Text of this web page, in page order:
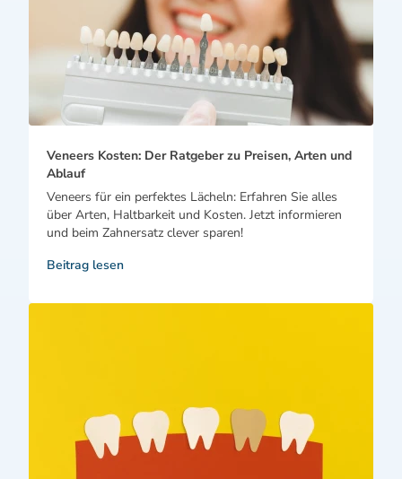
Veneers Kosten: Der Ratgeber zu Preisen, Arten und
Ablauf
Veneers für ein perfektes Lächeln: Erfahren Sie alles
über Arten, Haltbarkeit und Kosten. Jetzt informieren
und beim Zahnersatz clever sparen!
Beitrag lesen